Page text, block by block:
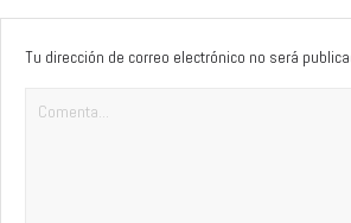
Tu dirección de correo electrónico no será